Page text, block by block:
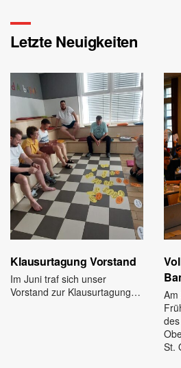
Letzte Neuigkeiten
Klausurtagung Vorstand
Im Juni traf sich unser
Vorstand zur Klausurtagung…
Am
St.